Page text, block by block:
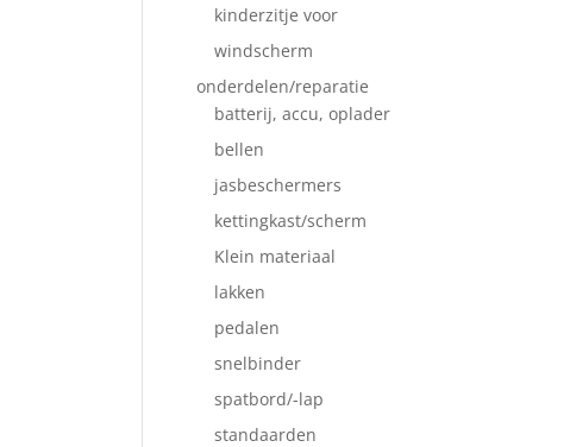
kinderzitje voor
windscherm
onderdelen/reparatie
batterij, accu, oplader
bellen
jasbeschermers
kettingkast/scherm
Klein materiaal
lakken
pedalen
snelbinder
spatbord/-lap
standaarden